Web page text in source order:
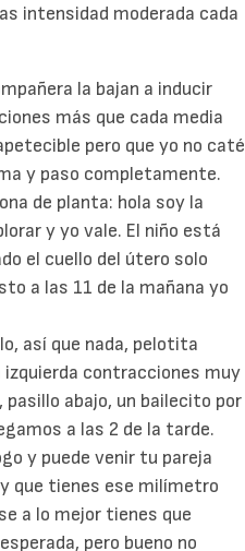
intensidad moderada cada
la bajan a inducir
más que cada media
pero que yo no caté
y paso completamente.
de planta: hola soy la
y yo vale. El niño está
el cuello del útero solo
a las 11 de la mañana yo
así que nada, pelotita
izquierda contracciones muy
abajo, un bailecito por
a las 2 de la tarde.
y puede venir tu pareja
que tienes ese milímetro
a lo mejor tienes que
pero bueno no